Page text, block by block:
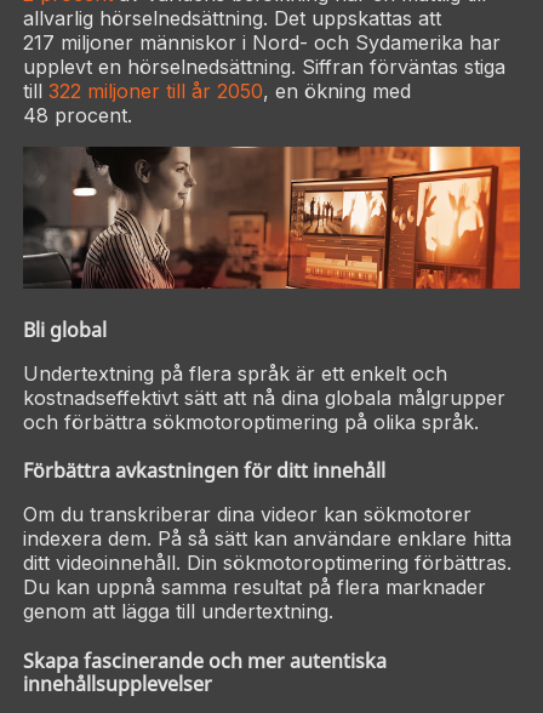
allvarlig hörselnedsättning. Det uppskattas att
217 miljoner människor i Nord- och Sydamerika har
upplevt en hörselnedsättning. Siffran förväntas stiga
till 322 miljoner till år 2050, en ökning med
48 procent.
Bli global
Undertextning på flera språk är ett enkelt och
kostnadseffektivt sätt att nå dina globala målgrupper
och förbättra sökmotoroptimering på olika språk.
Förbättra avkastningen för ditt innehåll
Om du transkriberar dina videor kan sökmotorer
indexera dem. På så sätt kan användare enklare hitta
ditt videoinnehåll. Din sökmotoroptimering förbättras.
Du kan uppnå samma resultat på flera marknader
genom att lägga till undertextning.
Skapa fascinerande och mer autentiska
innehållsupplevelser